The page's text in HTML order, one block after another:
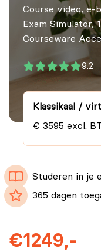
Course video, e-
Exam Simulator,
Courseware
9.2
Klassikaal /
€ 3595 excl.
Studeren in je
365 dagen
€1249,-